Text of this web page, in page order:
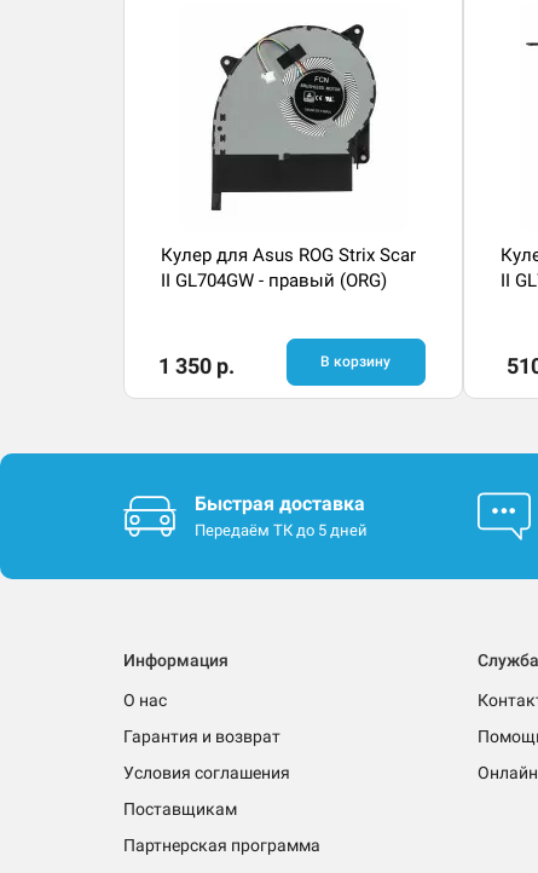
Кулер для Asus ROG Strix Scar
II GL704GW - правый (ORG)
1 350 р. В корзину
II
Быстрая доставка
Передаём ТК до 5 дней
Информация
О нас
Гарантия и возврат
Условия соглашения
Поставщикам
Партнерская программа